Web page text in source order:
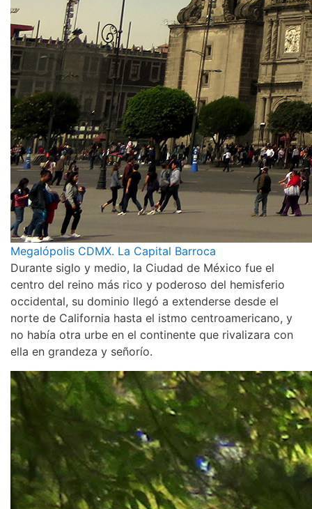
Megalópolis CDMX. La Capital Barroca
Durante siglo y medio, la Ciudad de México fue el
centro del reino más rico y poderoso del hemisferio
occidental, su dominio llegó a extenderse desde el
norte de California hasta el istmo centroamericano, y
no había otra urbe en el continente que rivalizara con
ella en grandeza y señorío.